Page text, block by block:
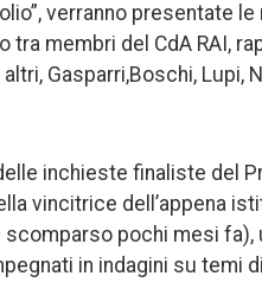
verranno presentate
tra membri del CdA RAI,
Gasparri,Boschi, Lupi,
inchieste finaliste del
vincitrice dell’appena
pochi mesi
in indagini su temi